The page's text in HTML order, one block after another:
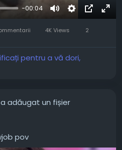
-00:04
MuteSettingsPicture-
4K Views
2
pentru a vă dori,
a adăugat un fișier
pov